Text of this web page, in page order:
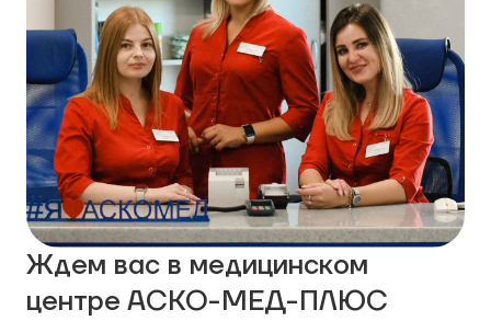
Ждем вас в медицинском
центре АСКО-МЕД-ПЛЮС